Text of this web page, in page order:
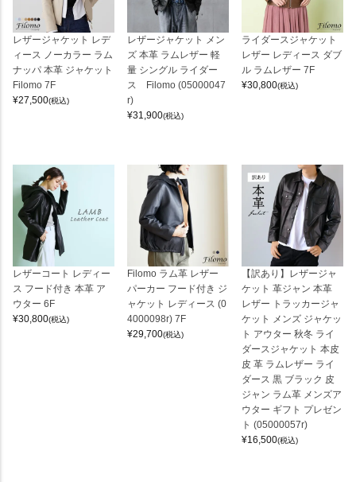
レザージャケット レデ
ィース ノーカラー ラム
ナッパ 本革 ジャケット
Filomo 7F
¥27,500(税込)
レザージャケット メン
ズ 本革 ラムレザー 軽
量 シングル ライダー
ス Filomo (05000047
r)
¥31,900(税込)
ライダースジャケット
レザー レディース ダブ
ル ラムレザー 7F
¥30,800(税込)
レザーコート レディー
ス フード付き 本革 ア
ウター 6F
¥30,800(税込)
Filomo ラム革 レザー
パーカー フード付き ジ
ャケット レディース (0
4000098r) 7F
¥29,700(税込)
【訳あり】レザージャ
ケット 革ジャン 本革
レザー トラッカージャ
ケット メンズ ジャケッ
ト アウター 秋冬 ライ
ダースジャケット 本皮
皮 革 ラムレザー ライ
ダース 黒 ブラック 皮
ジャン ラム革 メンズア
ウター ギフト プレゼン
ト (05000057r)
¥16,500(税込)